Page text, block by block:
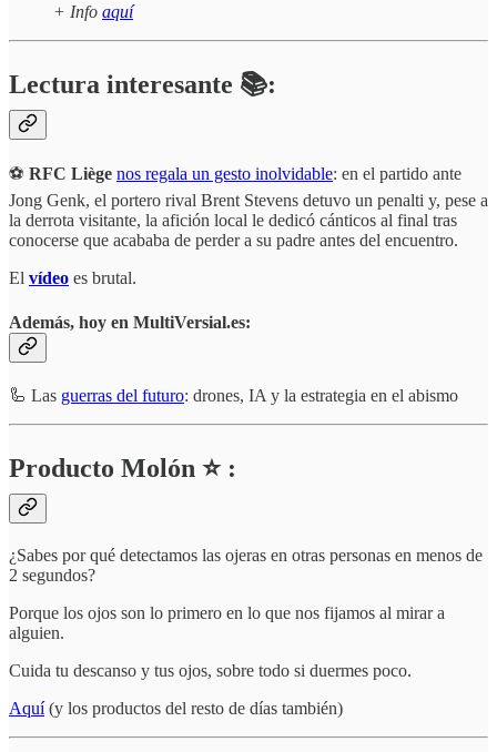
+ Info aquí
Lectura interesante 📚:
⚽ RFC Liège nos regala un gesto inolvidable: en el partido ante
Jong Genk, el portero rival Brent Stevens detuvo un penalti y, pese a
la derrota visitante, la afición local le dedicó cánticos al final tras
conocerse que acababa de perder a su padre antes del encuentro.
El vídeo es brutal.
Además, hoy en MultiVersial.es:
🦾 Las guerras del futuro: drones, IA y la estrategia en el abismo
Producto Molón ⭐ :
¿Sabes por qué detectamos las ojeras en otras personas en menos de
2 segundos?
Porque los ojos son lo primero en lo que nos fijamos al mirar a
alguien.
Cuida tu descanso y tus ojos, sobre todo si duermes poco.
Aquí(y los productos del resto de días también)